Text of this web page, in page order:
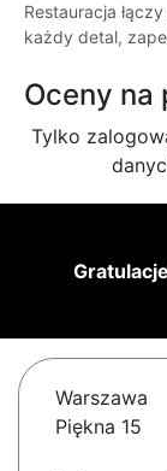
Restauracja
każdy detal,
Oceny na
Tylko
Warszawa
Piękna 15